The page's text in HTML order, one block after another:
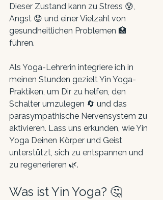
Dieser Zustand kann zu Stress 😰,
Angst 😟 und einer Vielzahl von
gesundheitlichen Problemen 🏥
führen.
Als Yoga-Lehrerin integriere ich in
meinen Stunden gezielt Yin Yoga-
Praktiken, um Dir zu helfen, den
Schalter umzulegen 🔄 und das
parasympathische Nervensystem zu
aktivieren. Lass uns erkunden, wie Yin
Yoga Deinen Körper und Geist
unterstützt, sich zu entspannen und
zu regenerieren 🌿.
Was ist Yin Yoga? 🤔